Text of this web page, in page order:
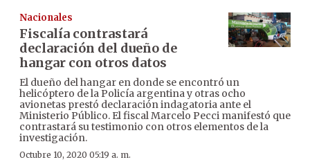
Nacionales
Fiscalía contrastará
declaración del dueño de
hangar con otros datos
El dueño del hangar en donde se encontró un
helicóptero de la Policía argentina y otras ocho
avionetas prestó declaración indagatoria ante el
Ministerio Público. El fiscal Marcelo Pecci manifestó que
contrastará su testimonio con otros elementos de la
investigación.
Octubre 10, 2020 05:19 a. m.